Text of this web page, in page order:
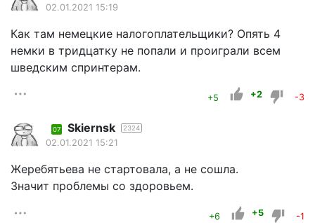
02.01.2021 15:19
Как там немецкие налогоплательщики? Опять 4
немки в тридцатку не попали и проиграли всем
шведским спринтерам.
+5 +2 -3
07 Skiernsk 2324
02.01.2021 15:21
Жеребятьева не стартовала, а не сошла.
Значит проблемы со здоровьем.
+6 +5 -1